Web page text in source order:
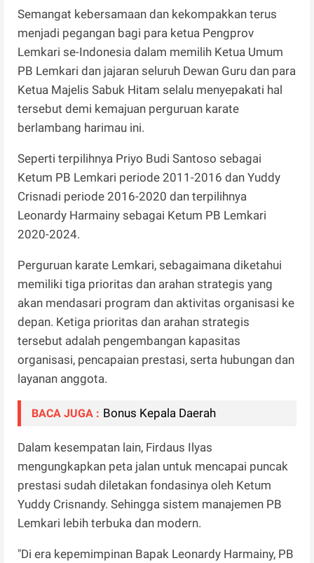
Semangat kebersamaan dan kekompakkan terus
menjadi pegangan bagi para ketua Pengprov
Lemkari se-Indonesia dalam memilih Ketua Umum
PB Lemkari dan jajaran seluruh Dewan Guru dan para
Ketua Majelis Sabuk Hitam selalu menyepakati hal
tersebut demi kemajuan perguruan karate
berlambang harimau ini.
Seperti terpilihnya Priyo Budi Santoso sebagai
Ketum PB Lemkari periode 2011-2016 dan Yuddy
Crisnadi periode 2016-2020 dan terpilihnya
Leonardy Harmainy sebagai Ketum PB Lemkari
2020-2024.
Perguruan karate Lemkari, sebagaimana diketahui
memiliki tiga prioritas dan arahan strategis yang
akan mendasari program dan aktivitas organisasi ke
depan. Ketiga prioritas dan arahan strategis
tersebut adalah pengembangan kapasitas
organisasi, pencapaian prestasi, serta hubungan dan
layanan anggota.
BACA JUGA : Bonus Kepala Daerah
Dalam kesempatan lain, Firdaus Ilyas
mengungkapkan peta jalan untuk mencapai puncak
prestasi sudah diletakan fondasinya oleh Ketum
Yuddy Crisnandy. Sehingga sistem manajemen PB
Lemkari lebih terbuka dan modern.
"Di era kepemimpinan Bapak Leonardy Harmainy, PB